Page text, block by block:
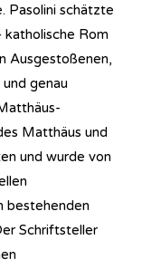
Pasolini schätzte
katholische Rom
Ausgestoßenen,
genau
Matthäus und
und wurde von
bestehenden
Schriftsteller